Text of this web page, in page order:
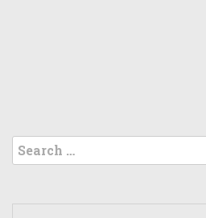
Search
for: